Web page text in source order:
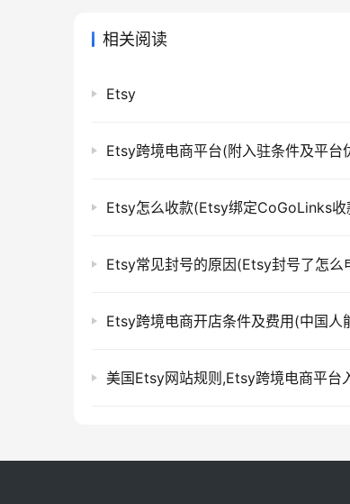
相关阅读
Etsy
Etsy跨境电商平台(附入驻条件及平台
Etsy怎么收款(Etsy绑定CoGoLinks收
Etsy常见封号的原因(Etsy封号了怎么
Etsy跨境电商开店条件及费用(中国人
美国Etsy网站规则,Etsy跨境电商平台